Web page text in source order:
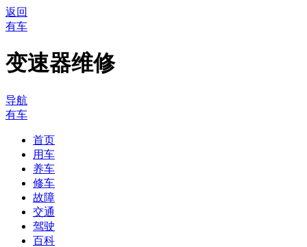
返回
有车
变速器维修
导航
有车
首页
用车
养车
修车
故障
交通
驾驶
百科